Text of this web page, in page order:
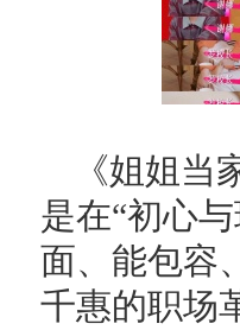
《姐姐
是在“初心
面、能包容
千惠的职场